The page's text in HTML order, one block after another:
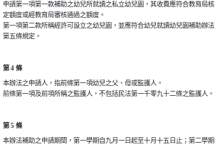
申請第一項第一款補助之幼兒所就讀之私立幼兒園，其收費應符合教育局核
定額度或經教育局審核通過之額度。
第一項第二款所稱經許可設立之幼兒園，並應符合幼兒就讀幼兒園補助辦法
第五條規定。
第 4 條
本辦法之申請人，指前條第一項幼兒之父、母或監護人。
前條第一項及前項所稱之監護人，不包括民法第一千零九十二條之監護人。
第 5 條
本辦法補助之申請期間，第一學期自九月一日起至十月十五日止；第二學期